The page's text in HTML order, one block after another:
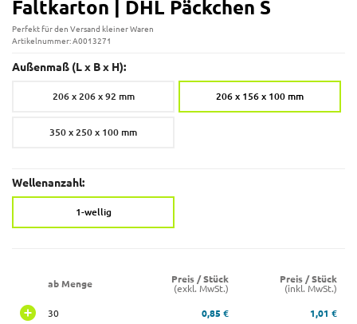
Faltkarton | DHL Päckchen S
Perfekt für den Versand kleiner Waren
Artikelnummer: A0013271
Außenmaß (L x B x H):
206 x 206 x 92 mm 206 x 156 x 100 mm
350 x 250 x 100 mm
Wellenanzahl:
1-wellig
ab Menge
Preis / Stück
(exkl. MwSt.)
Preis / Stück
(inkl. MwSt.)
30 0,85 € 1,01 €